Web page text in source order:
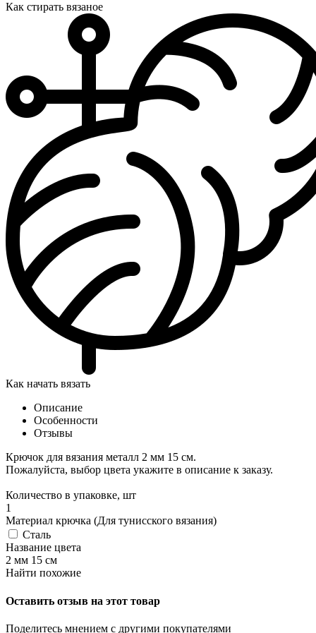
Как стирать вязаное
Как начать вязать
Описание
Особенности
Отзывы
Крючок для вязания металл 2 мм 15 см.
Пожалуйста, выбор цвета укажите в описание к заказу.
Количество в упаковке, шт
1
Материал крючка (Для тунисского вязания)
Сталь
Название цвета
2 мм 15 см
Найти похожие
Оставить отзыв на этот товар
Поделитесь мнением с другими покупателями